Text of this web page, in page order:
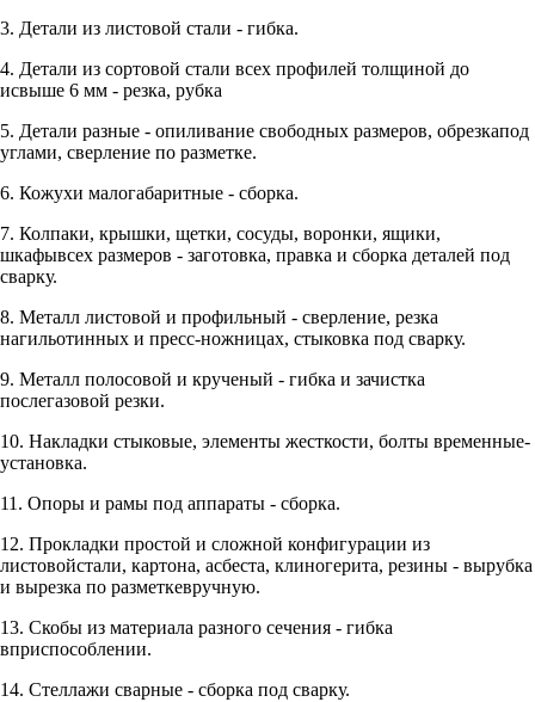
3. Детали из листовой стали - гибка.
4. Детали из сортовой стали всех профилей толщиной до
исвыше 6 мм - резка, рубка
5. Детали разные - опиливание свободных размеров, обрезкапод
углами, сверление по разметке.
6. Кожухи малогабаритные - сборка.
7. Колпаки, крышки, щетки, сосуды, воронки, ящики,
шкафывсех размеров - заготовка, правка и сборка деталей под
сварку.
8. Металл листовой и профильный - сверление, резка
нагильотинных и пресс-ножницах, стыковка под сварку.
9. Металл полосовой и крученый - гибка и зачистка
послегазовой резки.
10. Накладки стыковые, элементы жесткости, болты временные-
установка.
11. Опоры и рамы под аппараты - сборка.
12. Прокладки простой и сложной конфигурации из
листовойстали, картона, асбеста, клиногерита, резины - вырубка
и вырезка по разметкевручную.
13. Скобы из материала разного сечения - гибка
вприспособлении.
14. Стеллажи сварные - сборка под сварку.